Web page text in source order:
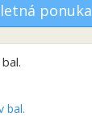
ponuka